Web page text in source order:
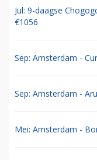
Jul: 9-daagse
€1056
Sep: Amsterdam -
Sep: Amsterdam -
Mei: Amsterdam -